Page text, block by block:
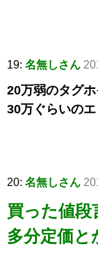
19: 名無しさん
20万弱のタグ
30万ぐらいの
20: 名無しさん
買った値段
多分定価と